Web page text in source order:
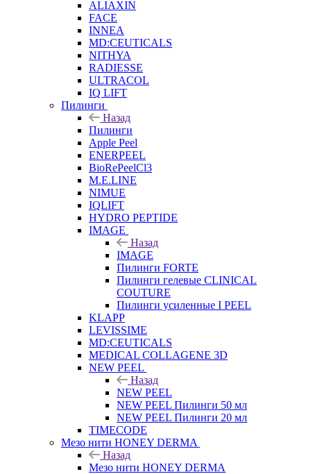
ALIAXIN
FACE
INNEA
MD:CEUTICALS
NITHYA
RADIESSE
ULTRACOL
IQ LIFT
Пилинги
Назад
Пилинги
Apple Peel
ENERPEEL
BioRePeelCl3
M.E.LINE
NIMUE
IQLIFT
HYDRO PEPTIDE
IMAGE
Назад
IMAGE
Пилинги FORTE
Пилинги гелевые CLINICAL
COUTURE
Пилинги усиленные I PEEL
KLAPP
LEVISSIME
MD:CEUTICALS
MEDICAL COLLAGENE 3D
NEW PEEL
Назад
NEW PEEL
NEW PEEL Пилинги 50 мл
NEW PEEL Пилинги 20 мл
TIMECODE
Мезо нити HONEY DERMA
Назад
Мезо нити HONEY DERMA